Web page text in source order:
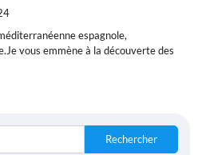
espagnole,
vous emmène à la découverte des
Rechercher